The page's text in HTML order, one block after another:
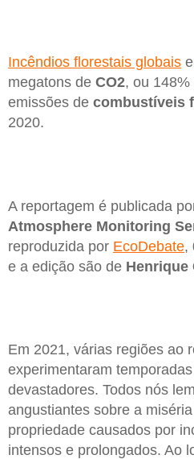
Incêndios florestais globais
megatons de CO2, ou
emissões de combustíveis
2020.
A reportagem é publicada
Atmosphere Monitoring
reproduzida por EcoDebate,
e a edição são de Henrique
Em 2021, várias regiões ao
experimentaram
devastadores. Todos nós
angustiantes sobre a
propriedade causados ​​por
intensos e prolongados. Ao